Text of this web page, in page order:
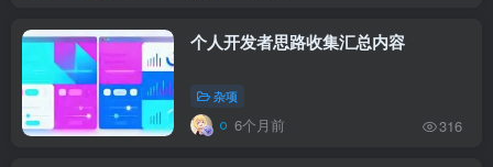
个人开发者思路收集汇总内容
杂项
6个月前 316